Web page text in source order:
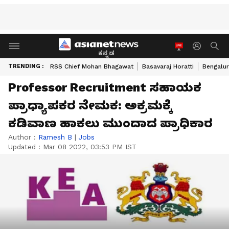
ಕನ್ನಡ
TRENDING : RSS Chief Mohan Bhagawat Basavaraj Horatti
Professor Recruitment ಸಹಾಯಕ
ಪ್ರಾಧ್ಯಾಪಕರ ನೇಮಕ: ಅಕ್ರಮಕ್ಕೆ
ಕಡಿವಾಣ ಹಾಕಲು ಮುಂದಾದ ಪ್ರಾಧಿಕಾರ
Author : Ramesh B | Jobs
Updated : Mar 08 2022, 03:53 PM IST